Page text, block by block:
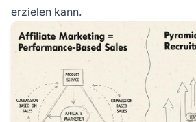
erzielen kann.